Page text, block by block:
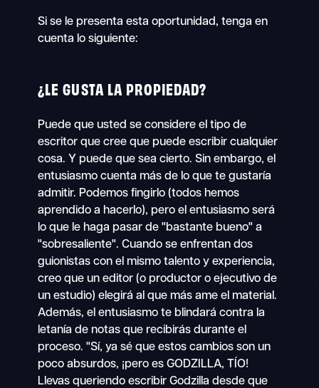
Si se le presenta esta oportunidad, tenga en
cuenta lo siguiente:
¿LE GUSTA LA PROPIEDAD?
Puede que usted se considere el tipo de
escritor que cree que puede escribir cualquier
cosa. Y puede que sea cierto. Sin embargo, el
entusiasmo cuenta más de lo que te gustaría
admitir. Podemos fingirlo (todos hemos
aprendido a hacerlo), pero el entusiasmo será
lo que le haga pasar de "bastante bueno" a
"sobresaliente". Cuando se enfrentan dos
guionistas con el mismo talento y experiencia,
creo que un editor (o productor o ejecutivo de
un estudio) elegirá al que más ame el material.
Además, el entusiasmo te blindará contra la
letanía de notas que recibirás durante el
proceso. "Sí, ya sé que estos cambios son un
poco absurdos, ¡pero es GODZILLA, TÍO!
Llevas queriendo escribir Godzilla desde que